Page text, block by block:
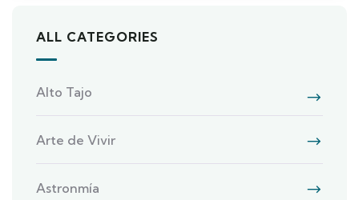
ALL CATEGORIES
Alto Tajo
Arte de Vivir
Astronmía